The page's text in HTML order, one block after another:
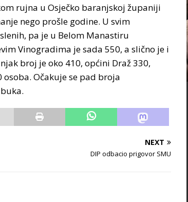
rujna u Osječko baranjskoj županiji
nego prošle godine. U svim
pa je u Belom Manastiru
Vinogradima je sada 550, a slično je i
broj je oko 410, općini Draž 330,
osoba. Očakuje se pad broja
NEXT
DIP odbacio prigovor SMU